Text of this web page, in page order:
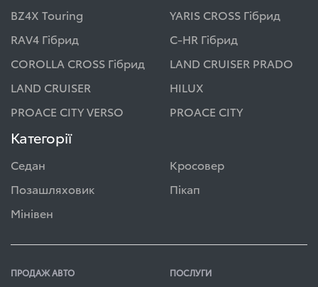
BZ4X Touring
YARIS CROSS Гібрид
RAV4 Гібрид
C-HR Гібрид
COROLLA CROSS Гібрид
LAND CRUISER PRADO
LAND CRUISER
HILUX
PROACE CITY VERSO
PROACE CITY
Категорії
Седан
Кросовер
Позашляховик
Пікап
Мінівен
ПРОДАЖ АВТО ПОСЛУГИ